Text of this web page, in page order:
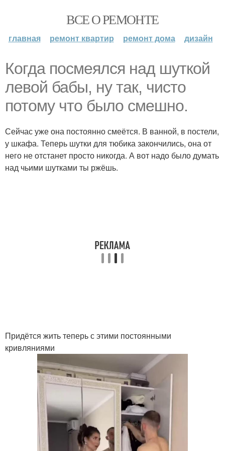
ВСЕ О РЕМОНТЕ
главная ремонт квартир ремонт дома дизайн
Когда посмеялся над шуткой
левой бабы, ну так, чисто
потому что было смешно.
Сейчас уже она постоянно смеётся. В ванной, в постели,
у шкафа. Теперь шутки для тюбика закончились, она от
него не отстанет просто никогда. А вот надо было думать
над чьими шутками ты ржёшь.
Придётся жить теперь с этими постоянными
кривляниями